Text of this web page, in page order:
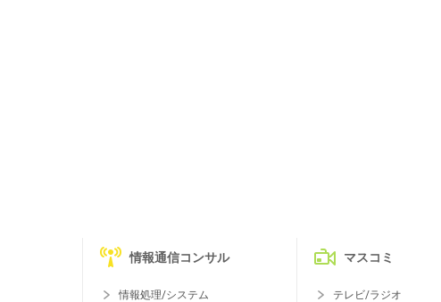
情報通信コンサル
情報処理/システム
マスコミ
テレビ/ラジオ